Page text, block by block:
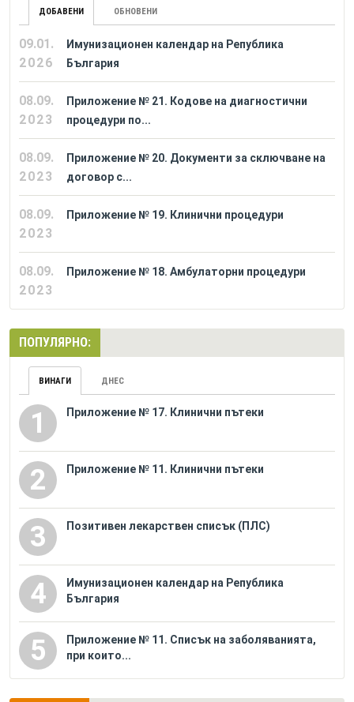
ДОБАВЕНИ ОБНОВЕНИ
09.01.
2026
Имунизационен календар на Република
България
08.09.
2023
Приложение № 21. Кодове на диагностични
процедури по...
08.09.
2023
Приложение № 20. Документи за сключване на
договор с...
08.09.
2023
Приложение № 19. Клинични процедури
08.09.
2023
Приложение № 18. Амбулаторни процедури
ПОПУЛЯРНО:
ВИНАГИ ДНЕС
1 Приложение № 17. Клинични пътеки
2 Приложение № 11. Клинични пътеки
3 Позитивен лекарствен списък (ПЛС)
4
Имунизационен календар на Република
България
5
Приложение № 11. Списък на заболяванията,
при които...